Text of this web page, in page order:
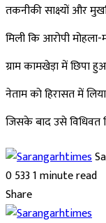
तकनीकी साक्ष्यों और
मिली कि आरोपी
ग्राम कामखेड़ा में छिपा
नेताम को हिरासत में
जिसके बाद उसे विधिवत
05331 minute read
Facebook
Twitter
LinkedIn
Pinterest
Messenger
Messenger
WhatsApp
Telegram
Share
Facebook
Twitter
LinkedIn
Pinterest
Messenger
Messenger
WhatsApp
Telegram
Share
Print